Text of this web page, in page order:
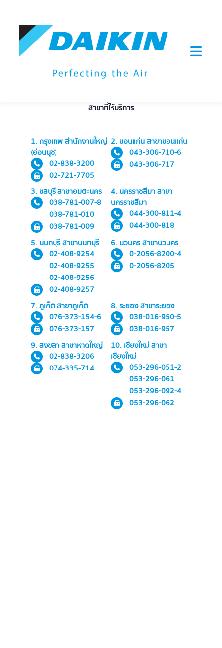
สาขาที่ให้บริการ
1. กรุงเทพ สำนักงานใหญ่
(อ่อนนุช)
02-838-3200
02-721-7705
2. ขอนแก่น สาขาขอนแก่น
043-306-710-6
043-306-717
3. ชลบุรี สาขาอมตะนคร
038-781-007-8
038-781-010
038-781-009
4. นครราชสีมา สาขา
นครราชสีมา
044-300-811-4
044-300-818
5. นนทบุรี สาขานนทบุรี
02-408-9254
02-408-9255
02-408-9256
02-408-9257
6. นวนคร สาขานวนคร
0-2056-8200-4
0-2056-8205
7. ภูเก็ต สาขาภูเก็ต
076-373-154-6
076-373-157
8. ระยอง สาขาระยอง
038-016-950-5
038-016-957
9. สงขลา สาขาหาดใหญ่
02-838-3206
074-335-714
10. เชียงใหม่ สาขา
เชียงใหม่
053-296-051-2
053-296-061
053-296-092-4
053-296-062